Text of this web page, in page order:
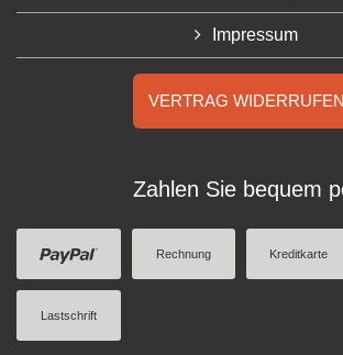
Impressum
VERTRAG WIDERRUFEN
Zahlen Sie bequem
Rechnung Kreditkarte
Lastschrift